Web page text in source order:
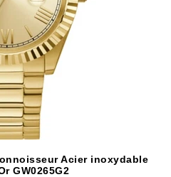
Acier inoxydable
GW0265G2